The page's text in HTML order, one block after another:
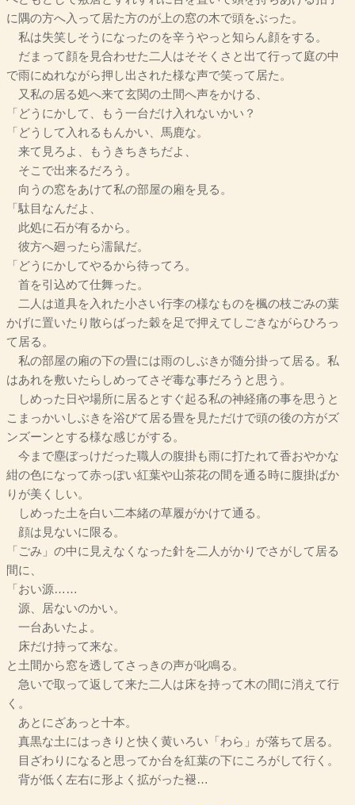
に隅の方へ入って居た方のが上の窓の木で頭をぶった。
私は失笑しそうになったのを辛うやっと知らん顔をする。
だまって顔を見合わせた二人はそそくさと出て行って庭の中
で雨にぬれながら押し出された様な声で笑って居た。
又私の居る処へ来て玄関の土間へ声をかける、
「どうにかして、もう一台だけ入れないかい？
「どうして入れるもんかい、馬鹿な。
来て見ろよ、もうきちきちだよ、
そこで出来るだろう。
向うの窓をあけて私の部屋の廂を見る。
「駄目なんだよ、
此処に石が有るから。
彼方へ廻ったら濡鼠だ。
「どうにかしてやるから待ってろ。
首を引込めて仕舞った。
二人は道具を入れた小さい行李の様なものを楓の枝ごみの葉
かげに置いたり散らばった穀を足で押えてしごきながらひろっ
て居る。
私の部屋の廂の下の畳には雨のしぶきが随分掛って居る。私
はあれを敷いたらしめってさぞ毒な事だろうと思う。
しめった日や場所に居るとすぐ起る私の神経痛の事を思うと
こまっかいしぶきを浴びて居る畳を見ただけで頭の後の方がズ
ンズーンとする様な感じがする。
今まで塵ぼっけだった職人の腹掛も雨に打たれて香おやかな
紺の色になって赤っぽい紅葉や山茶花の間を通る時に腹掛ばか
りが美くしい。
しめった土を白い二本緒の草履がかけて通る。
顔は見ないに限る。
「ごみ」の中に見えなくなった針を二人がかりでさがして居る
間に、
「おい源……
源、居ないのかい。
一台あいたよ。
床だけ持って来な。
と土間から窓を透してさっきの声が叱鳴る。
急いで取って返して来た二人は床を持って木の間に消えて行
く。
あとにざあっと十本。
真黒な土にはっきりと快く黄いろい「わら」が落ちて居る。
目ざわりになると思ってか台を紅葉の下にころがして行く。
背が低く左右に形よく拡がった褪…